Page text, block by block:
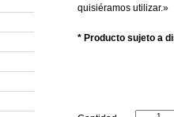
quisiéramos utilizar.»
* Producto sujeto a